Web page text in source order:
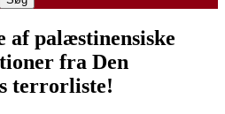
af palæstinensiske
fra Den
terrorliste!